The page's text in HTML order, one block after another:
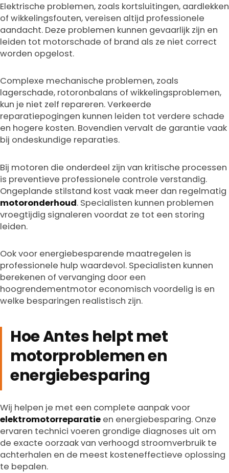
Elektrische problemen, zoals kortsluitingen, aardlekken
of wikkelingsfouten, vereisen altijd professionele
aandacht. Deze problemen kunnen gevaarlijk zijn en
leiden tot motorschade of brand als ze niet correct
worden opgelost.
Complexe mechanische problemen, zoals
lagerschade, rotoronbalans of wikkelingsproblemen,
kun je niet zelf repareren. Verkeerde
reparatiepogingen kunnen leiden tot verdere schade
en hogere kosten. Bovendien vervalt de garantie vaak
bij ondeskundige reparaties.
Bij motoren die onderdeel zijn van kritische processen
is preventieve professionele controle verstandig.
Ongeplande stilstand kost vaak meer dan regelmatig
motoronderhoud. Specialisten kunnen problemen
vroegtijdig signaleren voordat ze tot een storing
leiden.
Ook voor energiebesparende maatregelen is
professionele hulp waardevol. Specialisten kunnen
berekenen of vervanging door een
hoogrendementmotor economisch voordelig is en
welke besparingen realistisch zijn.
Hoe Antes helpt met
motorproblemen en
energiebesparing
Wij helpen je met een complete aanpak voor
elektromotorreparatie en energiebesparing. Onze
ervaren technici voeren grondige diagnoses uit om
de exacte oorzaak van verhoogd stroomverbruik te
achterhalen en de meest kosteneffectieve oplossing
te bepalen.